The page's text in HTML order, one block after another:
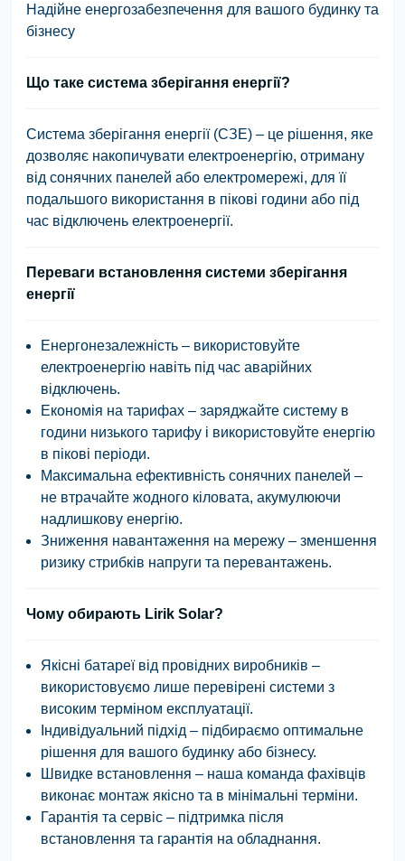
Надійне енергозабезпечення для вашого будинку та
бізнесу
Що таке система зберігання енергії?
Система зберігання енергії (СЗЕ) – це рішення, яке
дозволяє накопичувати електроенергію, отриману
від сонячних панелей або електромережі, для її
подальшого використання в пікові години або під
час відключень електроенергії.
Переваги встановлення системи зберігання
енергії
Енергонезалежність – використовуйте
електроенергію навіть під час аварійних
відключень.
Економія на тарифах – заряджайте систему в
години низького тарифу і використовуйте енергію
в пікові періоди.
Максимальна ефективність сонячних панелей –
не втрачайте жодного кіловата, акумулюючи
надлишкову енергію.
Зниження навантаження на мережу – зменшення
ризику стрибків напруги та перевантажень.
Чому обирають Lirik Solar?
Якісні батареї від провідних виробників –
використовуємо лише перевірені системи з
високим терміном експлуатації.
Індивідуальний підхід – підбираємо оптимальне
рішення для вашого будинку або бізнесу.
Швидке встановлення – наша команда фахівців
виконає монтаж якісно та в мінімальні терміни.
Гарантія та сервіс – підтримка після
встановлення та гарантія на обладнання.